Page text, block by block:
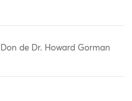
Don de Dr. Howard Gorman